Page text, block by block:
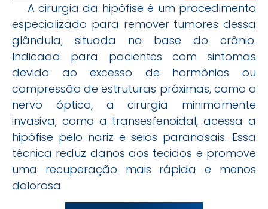
A cirurgia da hipófise é um procedimento
especializado para remover tumores dessa
glândula, situada na base do crânio.
Indicada para pacientes com sintomas
devido ao excesso de hormônios ou
compressão de estruturas próximas, como o
nervo óptico, a cirurgia minimamente
invasiva, como a transesfenoidal, acessa a
hipófise pelo nariz e seios paranasais. Essa
técnica reduz danos aos tecidos e promove
uma recuperação mais rápida e menos
dolorosa.